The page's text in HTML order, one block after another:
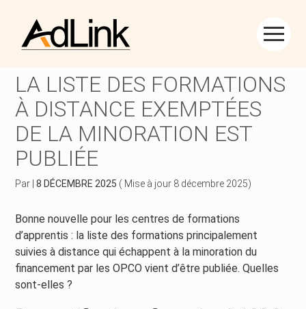
Aller
au
Créer et reprendre une activité
Développer votre entreprise
Construire votre patrimoine
Être prêt pour la facturation électronique
Piloter votre gestion
Gérer vos ressources humaines
Dématérialiser vos documents
LA LISTE DES FORMATIONS
À DISTANCE EXEMPTÉES
DE LA MINORATION EST
PUBLIÉE
Par |8 DÉCEMBRE 2025 ( Mise à jour 8 décembre 2025)
Bonne nouvelle pour les centres de formations
d’apprentis : la liste des formations principalement
suivies à distance qui échappent à la minoration du
financement par les OPCO vient d’être publiée. Quelles
sont-elles ?